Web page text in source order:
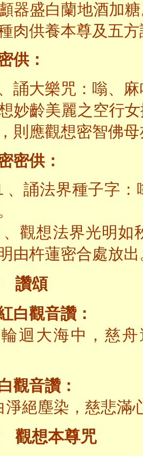
器盛白蘭地酒加
肉供養本尊及五
供：
大樂咒：嗡、麻
妙齡美麗之空行
則應觀想密智佛
密供：
法界種子字：嗡
想法界光明如秋
由杵蓮密合處放出
讚頌
白觀音讚：
海中，慈舟遍
觀音讚：
淨絕塵染，慈悲滿
觀想本尊咒